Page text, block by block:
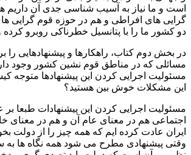
است و ما نیاز به آسیب شناسی جدی آن داریم
گرایی های افراطی و هم در حوزه قوم گرایی
دو کشور ما را با پتانسیل خطرناکی روبرو کرده
در بخش دوم کتاب، راهکارها و پیشنهادهایی را
مسائلی که در مناطق قوم نشین کشور وجود
مسئولیت اجرایی کردن این پیشنهادها متوجه
این مشکلات خوش بین هستید؟
مسئولیت اجرایی کردن این پیشنهادات طبعا
اجتماعی هم در معنای عام آن و هم در معنای
ایران عادت کرده ایم که همه چیز را از دولت
وقتی پیشنهادی مطرح می شود همه نگاه ها